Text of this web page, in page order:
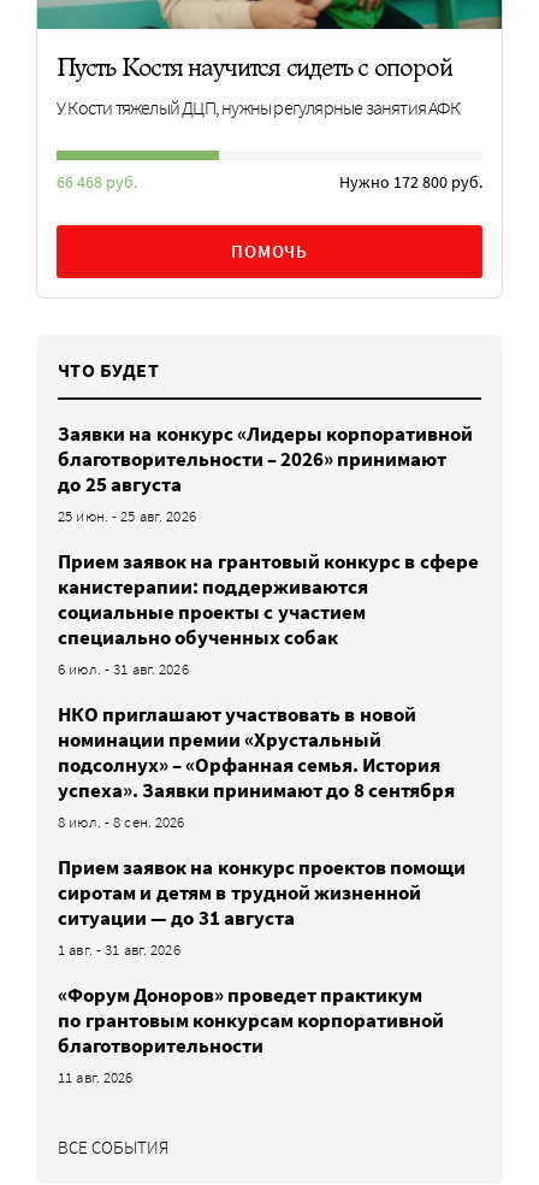
Пусть Костя научится сидеть с опорой
У Кости тяжелый ДЦП, нужны регулярные занятия АФК
66 468 руб. Нужно 172 800 руб.
ПОМОЧЬ
ЧТО БУДЕТ
Заявки на конкурс «Лидеры корпоративной
благотворительности – 2026» принимают
до 25 августа
25 июн. - 25 авг. 2026
Прием заявок на грантовый конкурс в сфере
канистерапии: поддерживаются
социальные проекты с участием
специально обученных собак
6 июл. - 31 авг. 2026
НКО приглашают участвовать в новой
номинации премии «Хрустальный
подсолнух» – «Орфанная семья. История
успеха». Заявки принимают до 8 сентября
8 июл. - 8 сен. 2026
Прием заявок на конкурс проектов помощи
сиротам и детям в трудной жизненной
ситуации — до 31 августа
1 авг. - 31 авг. 2026
«Форум Доноров» проведет практикум
по грантовым конкурсам корпоративной
благотворительности
11 авг. 2026
ВСЕ СОБЫТИЯ